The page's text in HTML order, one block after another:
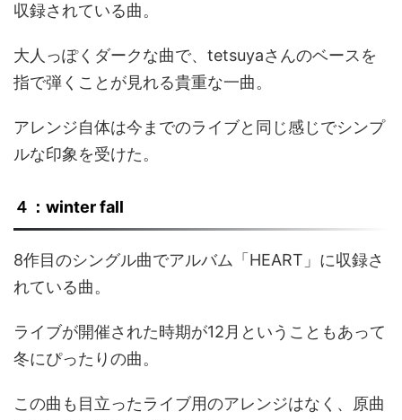
収録されている曲。
大人っぽくダークな曲で、tetsuyaさんのベースを
指で弾くことが見れる貴重な一曲。
アレンジ自体は今までのライブと同じ感じでシンプ
ルな印象を受けた。
４：winter fall
8作目のシングル曲でアルバム「HEART」に収録さ
れている曲。
ライブが開催された時期が12月ということもあって
冬にぴったりの曲。
この曲も目立ったライブ用のアレンジはなく、原曲